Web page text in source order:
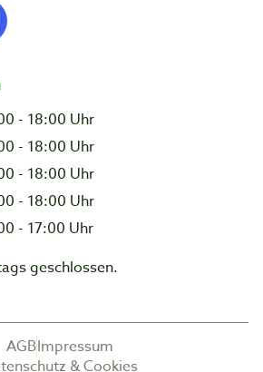
- 18:00 Uhr
- 18:00 Uhr
- 18:00 Uhr
- 18:00 Uhr
- 17:00 Uhr
geschlossen.
AGBImpressum
& Cookies